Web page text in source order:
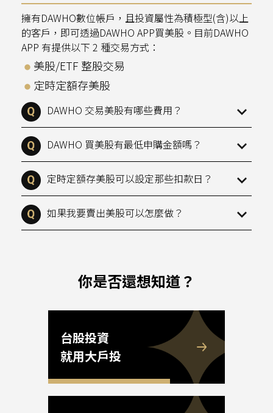
擁有DAWHO數位帳戶，且投資屬性為積極型(含)以上
的客戶，即可透過DAWHO APP買美股。目前DAWHO
APP 有提供以下 2 種交易方式：
美股/ETF 整股交易
定時定額存美股
DAWHO 交易美股有哪些費用？
DAWHO 買美股有最低申購金額嗎？
定時定額存美股可以設定那些扣款日？
如果我要賣出美股可以怎麼做？
你是否還想知道？
台股投資
就用大戶投